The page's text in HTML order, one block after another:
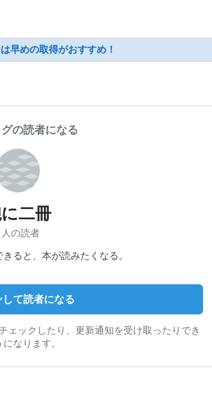
早めの取得がおすすめ！
の読者になる
二冊
人の読者
ると、本が読みたくなる。
して読者になる
ェックしたり、更新通知を受け取ったりでき
になります。